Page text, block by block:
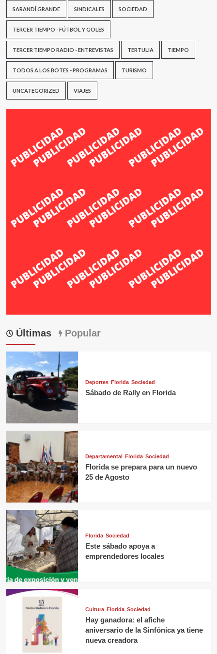
SARANDÍ GRANDE SINDICALES SOCIEDAD
TERCER TIEMPO - FÚTBOL Y GOLES
TERCER TIEMPO RADIO - ENTREVISTAS TERTULIA TIEMPO
TODOS A LOS BOTES - PROGRAMAS TURISMO
UNCATEGORIZED VIAJES
Últimas Popular
Deportes Florida Sociedad
Sábado de Rally en Florida
Departamental Florida Sociedad
Florida se prepara para un nuevo
25 de Agosto
Florida Sociedad
Este sábado apoya a
emprendedores locales
Cultura Florida Sociedad
Hay ganadora: el afiche
aniversario de la Sinfónica ya tiene
nueva creadora